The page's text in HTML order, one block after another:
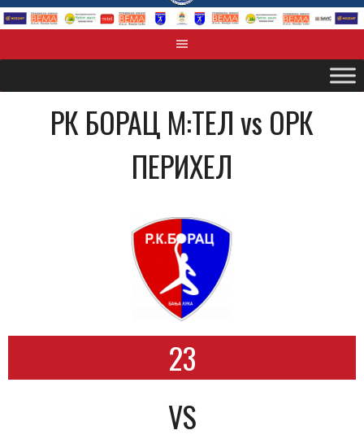
РК БОРАЦ М:ТЕЛ vs OРК
ПЕРИХЕЛ
23
VS